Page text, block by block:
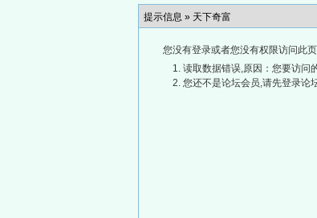
提示信息 » 天下奇富
您没有登录或者您没有权限访问此
读取数据错误,原因：您要访问
您还不是论坛会员,请先登录论